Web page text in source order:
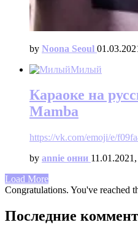
by Noona Seoul
Милый
Караоке на
Mamba
https://vk.com/emoji/e/
by annie онни
Load More
Congratulations. You've reached
Последние